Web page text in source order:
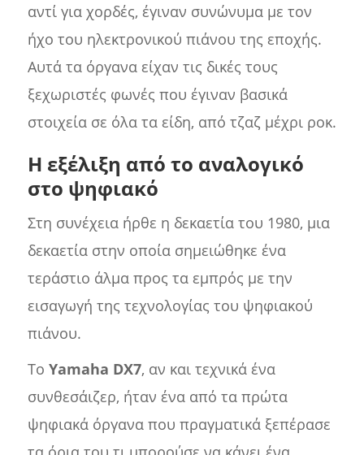
αντί για χορδές, έγιναν συνώνυμα με τον
ήχο του ηλεκτρονικού πιάνου της εποχής.
Αυτά τα όργανα είχαν τις δικές τους
ξεχωριστές φωνές που έγιναν βασικά
στοιχεία σε όλα τα είδη, από τζαζ μέχρι ροκ.
Η εξέλιξη από το αναλογικό
στο ψηφιακό
Στη συνέχεια ήρθε η δεκαετία του 1980, μια
δεκαετία στην οποία σημειώθηκε ένα
τεράστιο άλμα προς τα εμπρός με την
εισαγωγή της τεχνολογίας του ψηφιακού
πιάνου.
Το Yamaha DX7, αν και τεχνικά ένα
συνθεσάιζερ, ήταν ένα από τα πρώτα
ψηφιακά όργανα που πραγματικά ξεπέρασε